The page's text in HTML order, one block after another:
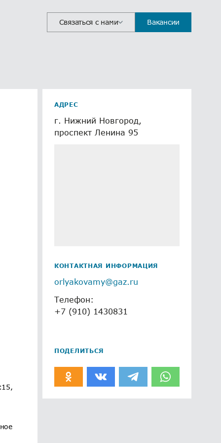
Связаться с нами Вакансии
АДРЕС
г. Нижний Новгород,
проспект Ленина 95
КОНТАКТНАЯ ИНФОРМАЦИЯ
orlyakovamy@gaz.ru
Телефон:
+7 (910) 1430831
ПОДЕЛИТЬСЯ